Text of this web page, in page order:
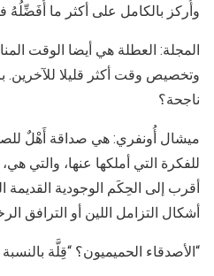
وأُركز بالكامل على أكثر ما أُفَضِّلُهُ
المجلة: العطلة هي أيضا الوقت
وتخصيص وقت أكثر قليلا للآخرين.
ناجحة؟
ميشال أُونفري: هي صداقة أَهْلٌ
للفكرة التي أملكها عنها، والتي
أقرب إلى الحِكَم الوجودية القديمة
أشكال التزامل اللين أو الترافق
“الأصدقاء الحميميون؟ “قِلَّة